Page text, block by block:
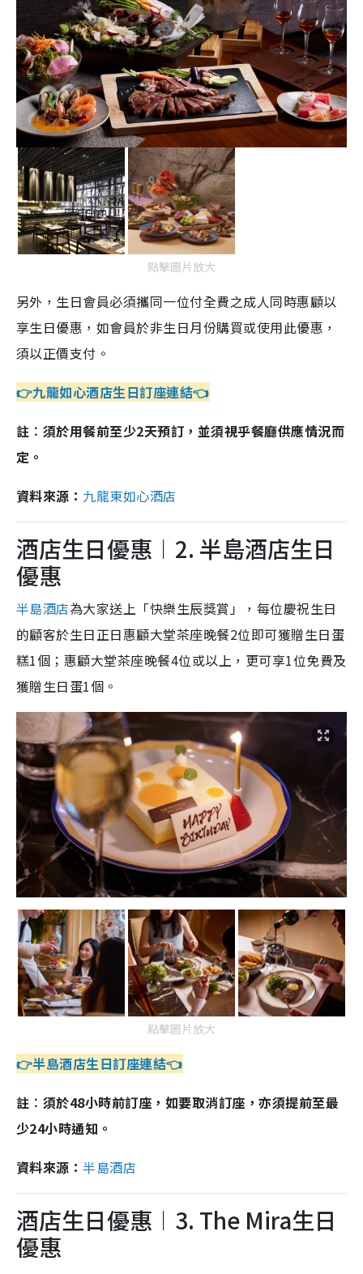
點擊圖片放大
另外，生日會員必須攜同一位付全費之成人同時惠顧以
享生日優惠，如會員於非生日月份購買或使用此優惠，
須以正價支付。
👉九龍如心酒店生日訂座連結👈
註︰須於用餐前至少2天預訂，並須視乎餐廳供應情況而
定。
資料來源： 九龍東如心酒店
酒店生日優惠︱2. 半島酒店生日
優惠
半島酒店為大家送上「快樂生辰獎賞」，每位慶祝生日
的顧客於生日正日惠顧大堂茶座晚餐2位即可獲贈生日蛋
糕1個；惠顧大堂茶座晚餐4位或以上，更可享1位免費及
獲贈生日蛋1個。
點擊圖片放大
👉半島酒店生日訂座連結👈
註︰須於48小時前訂座，如要取消訂座，亦須提前至最
少24小時通知。
資料來源：半島酒店
酒店生日優惠︱3. The Mira生日
優惠